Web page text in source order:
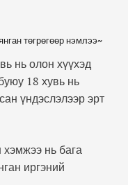
төгрөгөөр нэмлээ~
нь олон хүүхэд
18 хувь нь
үндэслэлээр эрт
нь бага
иргэний